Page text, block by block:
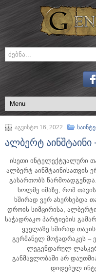
აგვისტო 16, 2022
ალბერტ აინშტაინი
ისეთი ინტელექტუალური
ალბერტ აინშტაინისათვის
გასართობს წარმოადგენდა.
ხოლმე იმაზე, რომ
ხშირად ვერ ახერხებდა
დროის სიმცირისა,
საჭადრაკო პარტიების
ყველაზე ხშირად
გერმანელ მოჭადრაკეს –
ლეგენდარულ
განმავლობაში არ
დიდებულ